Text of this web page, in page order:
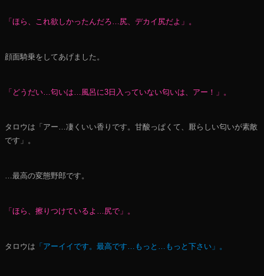
「ほら、これ欲しかったんだろ…尻、デカイ尻だよ」。
顔面騎乗をしてあげました。
「どうだい…匂いは…風呂に3日入っていない匂いは、アー！」。
タロウは「アー…凄くいい香りです。甘酸っぱくて、厭らしい匂いが素敵
です」。
…最高の変態野郎です。
「ほら、擦りつけているよ…尻で」。
タロウは 「アーイイです。最高です…もっと…もっと下さい」。